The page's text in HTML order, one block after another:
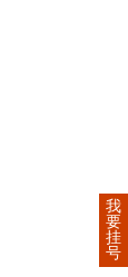
我
要
挂
号